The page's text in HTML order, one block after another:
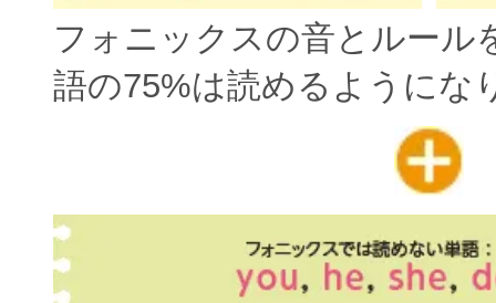
フォニックスの音とルール
語の75%は読めるようにな